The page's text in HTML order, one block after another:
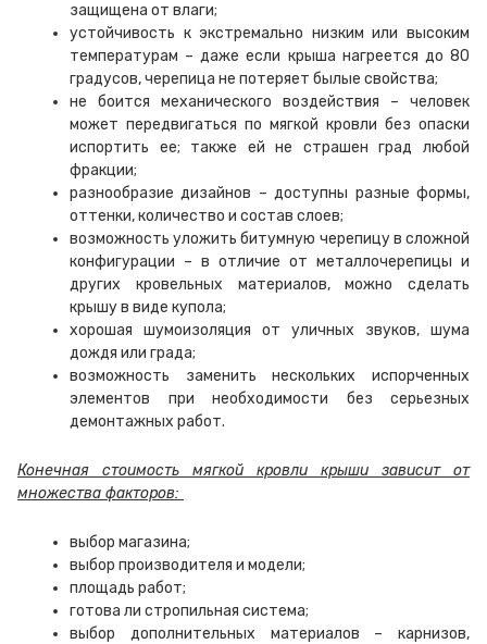
защищена от влаги;
устойчивость к экстремально низким или высоким
температурам – даже если крыша нагреется до 80
градусов, черепица не потеряет былые свойства;
не боится механического воздействия – человек
может передвигаться по мягкой кровли без опаски
испортить ее; также ей не страшен град любой
фракции;
разнообразие дизайнов – доступны разные формы,
оттенки, количество и состав слоев;
возможность уложить битумную черепицу в сложной
конфигурации – в отличие от металлочерепицы и
других кровельных материалов, можно сделать
крышу в виде купола;
хорошая шумоизоляция от уличных звуков, шума
дождя или града;
возможность заменить нескольких испорченных
элементов при необходимости без серьезных
демонтажных работ.
Конечная стоимость мягкой кровли крыши зависит от
множества факторов:
выбор магазина;
выбор производителя и модели;
площадь работ;
готова ли стропильная система;
выбор дополнительных материалов – карнизов,